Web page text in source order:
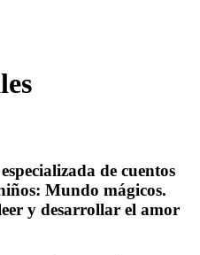
de cuentos
Mundo mágicos.
y desarrollar el amor